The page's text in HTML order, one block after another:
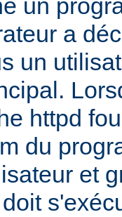
un
a
un
httpd
du
et